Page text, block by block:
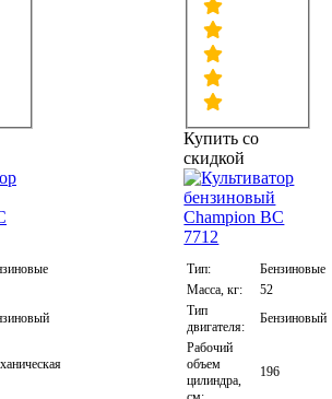
Купить со
скидкой
Тип:
Бензиновые
Масса, кг:
52
Тип
двигателя:
Бензиновый
Рабочий
объем
цилиндра,
196